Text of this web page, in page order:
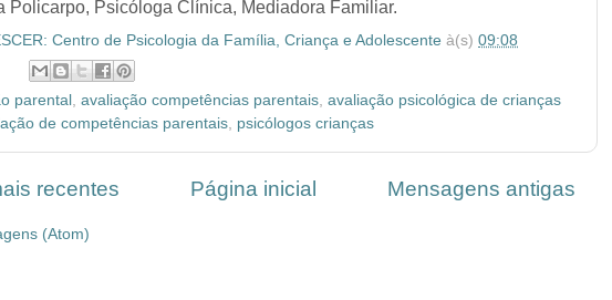
Policarpo, Psicóloga Clínica, Mediadora Familiar.
Centro de Psicologia da Família, Criança e Adolescente à(s) 09:08
parental , avaliação competências parentais, avaliação psicológica de crianças
de competências parentais, psicólogos crianças
recentes Mensagens antigas
Página inicial
(Atom)